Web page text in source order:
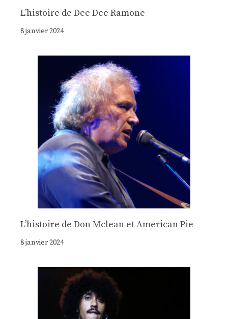
Lʼhistoire de Dee Dee Ramone
8 janvier 2024
Lʼhistoire de Don Mclean et American Pie
8 janvier 2024